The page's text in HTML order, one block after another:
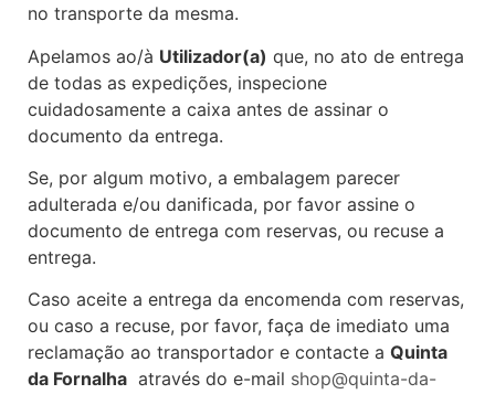
no transporte da mesma.
Apelamos ao/à Utilizador(a) que, no ato de entrega
de todas as expedições, inspecione
cuidadosamente a caixa antes de assinar o
documento da entrega.
Se, por algum motivo, a embalagem parecer
adulterada e/ou danificada, por favor assine o
documento de entrega com reservas, ou recuse a
entrega.
Caso aceite a entrega da encomenda com reservas,
ou caso a recuse, por favor, faça de imediato uma
reclamação ao transportador e contacte a Quinta
da Fornalha através do e-mail shop@quinta-da-